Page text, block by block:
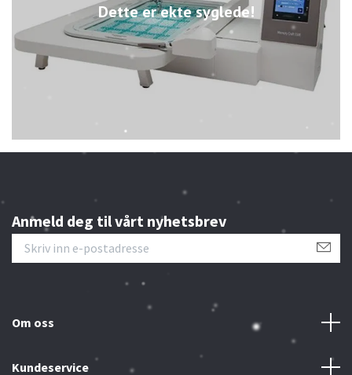
Dette er ekte syglede!
Anmeld deg til vårt nyhetsbrev
Om oss
Kundeservice